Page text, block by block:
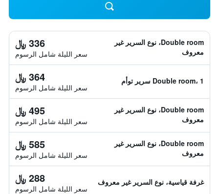
Double room، نوع السرير غير
معروف
336 ﷼
سعر الليلة شامل الرسوم
Double room، 1 سرير توأم 364 ﷼
سعر الليلة شامل الرسوم
Double room، نوع السرير غير
معروف
495 ﷼
سعر الليلة شامل الرسوم
Double room، نوع السرير غير
معروف
585 ﷼
سعر الليلة شامل الرسوم
غرفة قياسية، نوع السرير غير معروف 288 ﷼
سعر الليلة شامل الرسوم